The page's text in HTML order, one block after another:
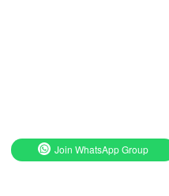
Join WhatsApp Group